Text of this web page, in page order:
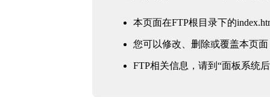
本页面在FTP根目录下的
您可以修改、删除或覆盖本页面
FTP相关信息，请到“面板系统